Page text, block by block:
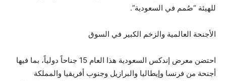
للهيئة “صُمم في السعودية”.
الأجنحة العالمية والزخم الكبير في السوق
احتضن معرض إندكس السعودية هذا العام 15 جناحاً دولياً، بما فيها
أجنحة من فرنسا وإيطاليا والبرازيل وجنوب أفريقيا والمملكة